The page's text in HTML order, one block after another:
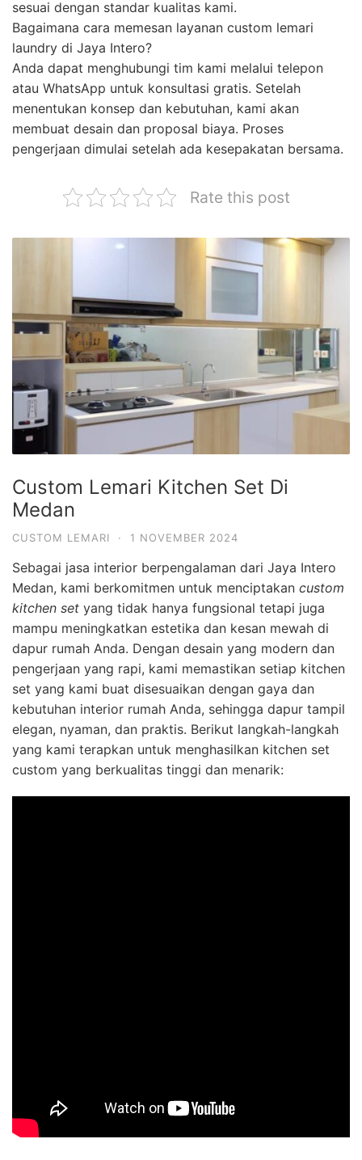
sesuai dengan standar kualitas kami.
Bagaimana cara memesan layanan custom lemari
laundry di Jaya Intero?
Anda dapat menghubungi tim kami melalui telepon
atau WhatsApp untuk konsultasi gratis. Setelah
menentukan konsep dan kebutuhan, kami akan
membuat desain dan proposal biaya. Proses
pengerjaan dimulai setelah ada kesepakatan bersama.
Rate this post
Custom Lemari Kitchen Set Di
Medan
CUSTOM LEMARI · 1 NOVEMBER 2024
Sebagai jasa interior berpengalaman dari Jaya Intero
Medan, kami berkomitmen untuk menciptakan custom
kitchen set yang tidak hanya fungsional tetapi juga
mampu meningkatkan estetika dan kesan mewah di
dapur rumah Anda. Dengan desain yang modern dan
pengerjaan yang rapi, kami memastikan setiap kitchen
set yang kami buat disesuaikan dengan gaya dan
kebutuhan interior rumah Anda, sehingga dapur tampil
elegan, nyaman, dan praktis. Berikut langkah-langkah
yang kami terapkan untuk menghasilkan kitchen set
custom yang berkualitas tinggi dan menarik: